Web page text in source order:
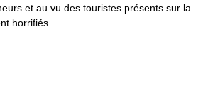
et au vu des touristes présents sur la
horrifiés.